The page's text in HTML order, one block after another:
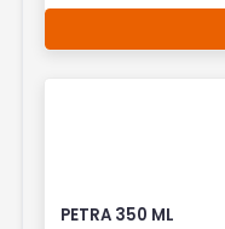
PETRA 350 ML